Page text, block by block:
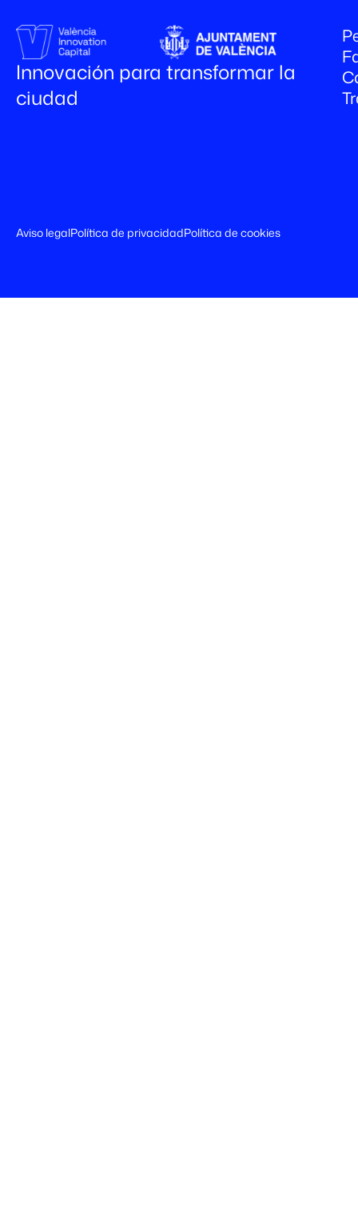
Innovación para transformar la
ciudad
Aviso legalPolítica de privacidadPolítica de cookies